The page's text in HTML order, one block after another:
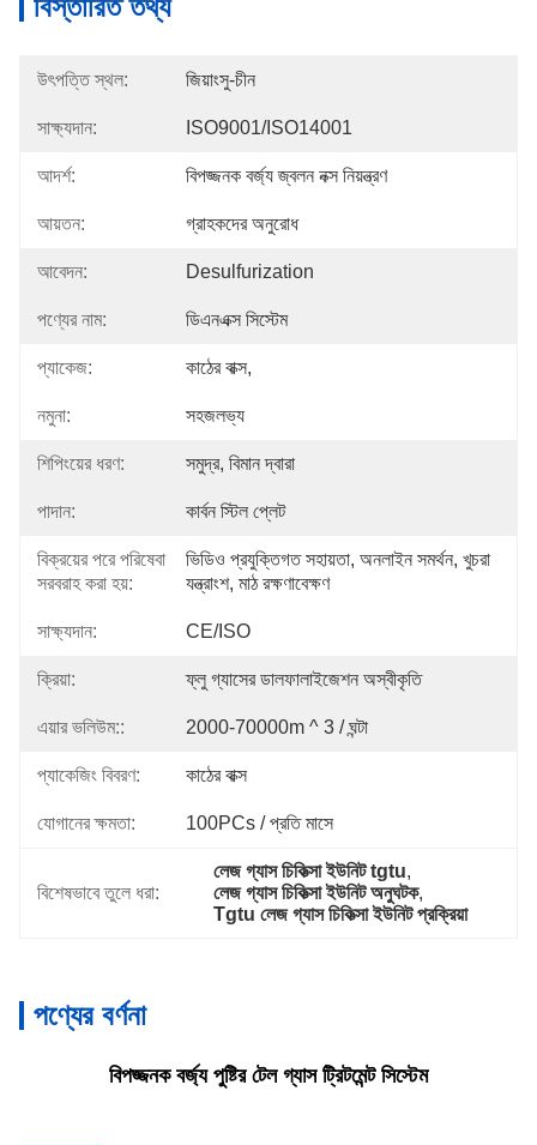
বিস্তারিত তথ্য
উৎপত্তি স্থল: জিয়াংসু-চীন
সাক্ষ্যদান: ISO9001/ISO14001
আদর্শ: বিপজ্জনক বর্জ্য জ্বলন নক্স নিয়ন্ত্রণ
আয়তন: গ্রাহকদের অনুরোধ
আবেদন: Desulfurization
পণ্যের নাম: ডিএনএক্স সিস্টেম
প্যাকেজ: কাঠের বাক্স,
নমুনা: সহজলভ্য
শিপিংয়ের ধরণ: সমুদ্র, বিমান দ্বারা
পাদান: কার্বন স্টিল প্লেট
বিক্রয়ের পরে পরিষেবা
সরবরাহ করা হয়:
ভিডিও প্রযুক্তিগত সহায়তা, অনলাইন সমর্থন, খুচরা
যন্ত্রাংশ, মাঠ রক্ষণাবেক্ষণ
সাক্ষ্যদান: CE/ISO
ক্রিয়া: ফ্লু গ্যাসের ডালফালাইজেশন অস্বীকৃতি
এয়ার ভলিউম:: 2000-70000m ^ 3 / ঘন্টা
প্যাকেজিং বিবরণ: কাঠের বাক্স
যোগানের ক্ষমতা: 100PCs / প্রতি মাসে
বিশেষভাবে তুলে ধরা:
লেজ গ্যাস চিকিত্সা ইউনিট tgtu,
লেজ গ্যাস চিকিত্সা ইউনিট অনুঘটক,
Tgtu লেজ গ্যাস চিকিত্সা ইউনিট প্রক্রিয়া
পণ্যের বর্ণনা
বিপজ্জনক বর্জ্য পুষ্টির টেল গ্যাস ট্রিটমেন্ট সিস্টেম